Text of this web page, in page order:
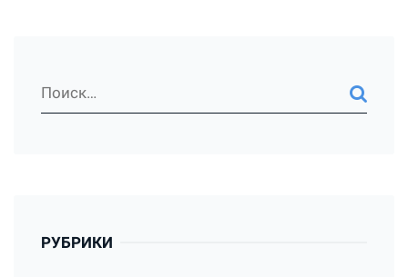
РУБРИКИ